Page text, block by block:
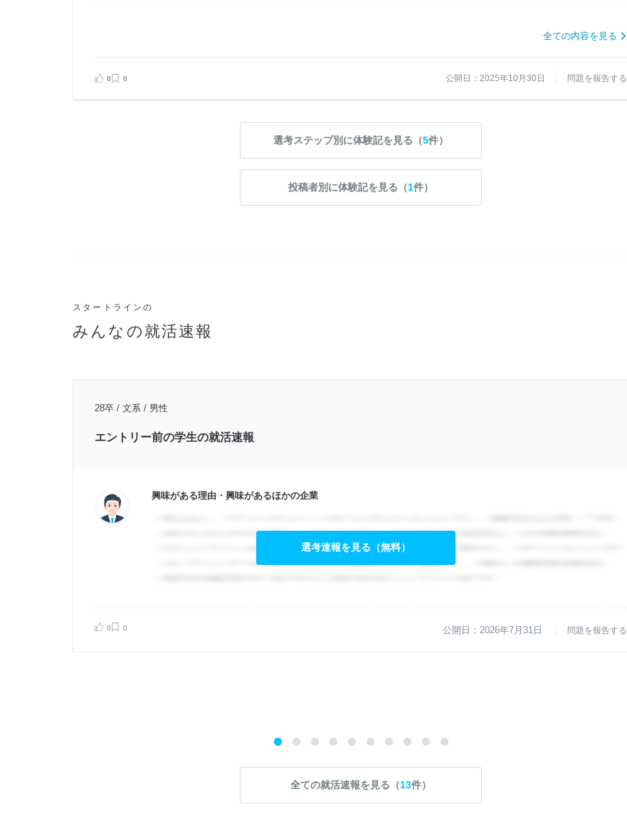
全ての内容を見る
0 0 公開日：2025年10月30日 問題を報告する
選考ステップ別に体験記を見る（5件）
投稿者別に体験記を見る（1件）
スタートラインの
みんなの就活速報
28卒 / 文系 / 男性
エントリー前の学生の就活速報
興味がある理由・興味があるほかの企業
選考速報を見る（無料）
0 0 公開日：2026年7月31日 問題を報告する
全ての就活速報を見る（13件）